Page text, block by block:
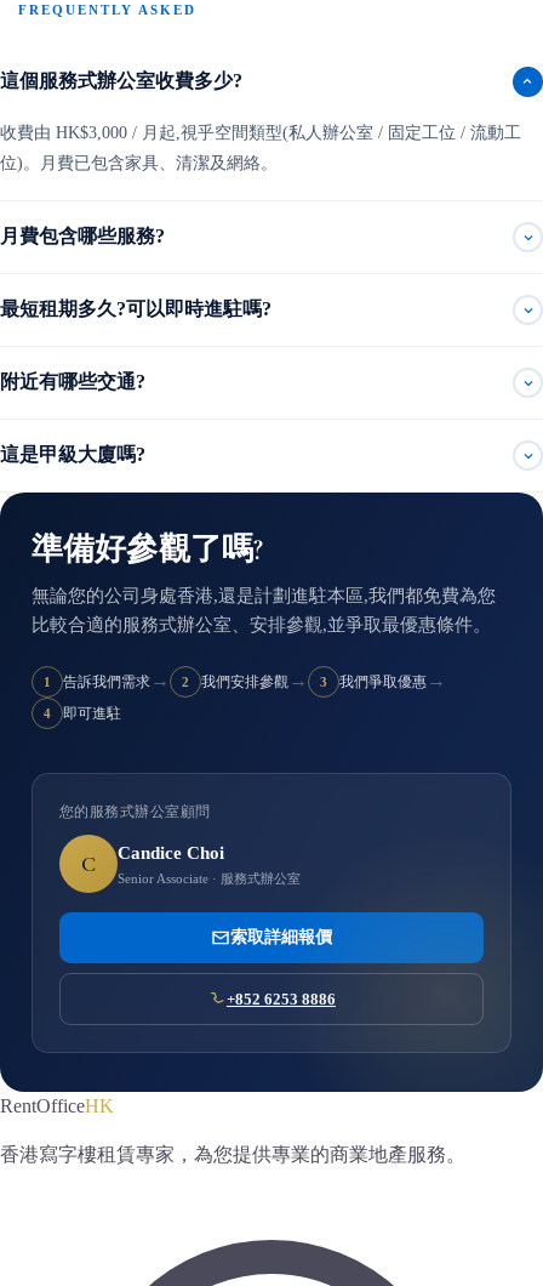
FREQUENTLY ASKED
這個服務式辦公室收費多少?
收費由 HK$3,000 / 月起,視乎空間類型(私人辦公室 / 固定工位 / 流動工
位)。月費已包含家具、清潔及網絡。
月費包含哪些服務?
最短租期多久?可以即時進駐嗎?
附近有哪些交通?
這是甲級大廈嗎?
準備好參觀了嗎?
無論您的公司身處香港,還是計劃進駐本區,我們都免費為您
比較合適的服務式辦公室、安排參觀,並爭取最優惠條件。
1 告訴我們需求 → 2 我們安排參觀 → 3 我們爭取優惠 →
4 即可進駐
您的服務式辦公室顧問
C Candice Choi
Senior Associate · 服務式辦公室
索取詳細報價
+852 6253 8886
RentOfficeHK
香港寫字樓租賃專家，為您提供專業的商業地產服務。